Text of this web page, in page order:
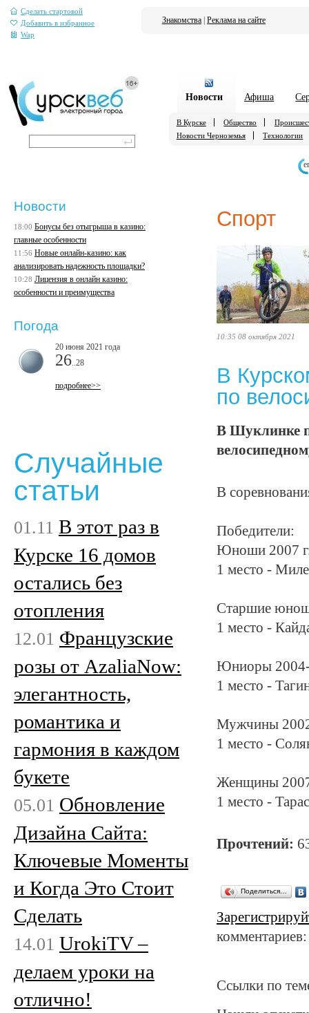
Сделать стартовой
Добавить в избранное
Wap
Знакомства Реклама на сайте
Новости Афиша
В Курске Общество
Новости Черноземья
Технологии
Спорт
10:35 08 октября 2021
В
по
В Шуклинке
В
Победители:
Юноши 2007
1 место -
Старшие
1 место -
Юниоры 2004-
1 место -
Мужчины
1 место -
Женщины
1 место -
Прочтений:
Поделиться…
Ссылки по
Новости
18:00 Бонусы без отыгрыша в казино:
главные особенности
11:56 Новые онлайн-казино: как
анализировать надежность площадки?
10:28 Лицензия в онлайн казино:
особенности и преимущества
Погода
20 июня 2021 года
26 ..28
подробнее>>
Случайные
статьи
01.11 В этот раз в
Курске 16 домов
остались без
отопления
12.01 Французские
розы от AzaliaNow:
элегантность,
романтика и
гармония в каждом
букете
05.01 Обновление
Дизайна Сайта:
Ключевые Моменты
и Когда Это Стоит
Сделать
14.01 UrokiTV –
делаем уроки на
отлично!